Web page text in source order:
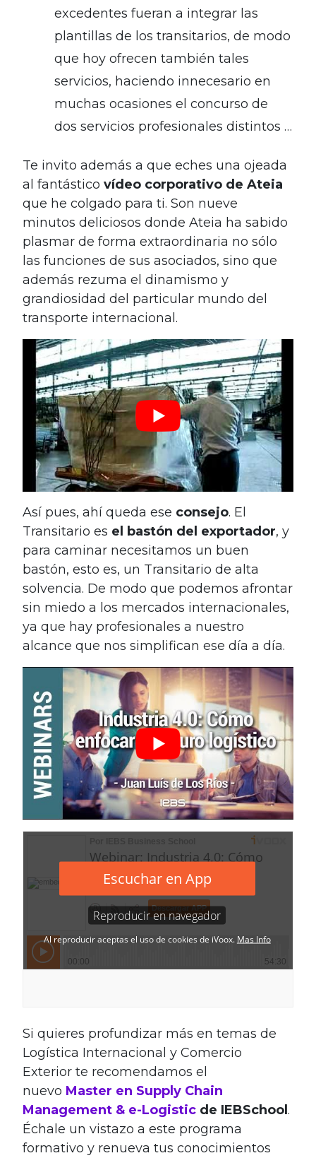
excedentes fueran a integrar las
plantillas de los transitarios, de modo
que hoy ofrecen también tales
servicios, haciendo innecesario en
muchas ocasiones el concurso de
dos servicios profesionales distintos …
Te invito además a que eches una ojeada
al fantástico vídeo corporativo de Ateia
que he colgado para ti. Son nueve
minutos deliciosos donde Ateia ha sabido
plasmar de forma extraordinaria no sólo
las funciones de sus asociados, sino que
además rezuma el dinamismo y
grandiosidad del particular mundo del
transporte internacional.
Así pues, ahí queda ese consejo. El
Transitario es el bastón del exportador, y
para caminar necesitamos un buen
bastón, esto es, un Transitario de alta
solvencia. De modo que podemos afrontar
sin miedo a los mercados internacionales,
ya que hay profesionales a nuestro
alcance que nos simplifican ese día a día.
Si quieres profundizar más en temas de
Logística Internacional y Comercio
Exterior te recomendamos el
nuevo Master en Supply Chain
Management & e-Logistic de IEBSchool .
Échale un vistazo a este programa
formativo y renueva tus conocimientos